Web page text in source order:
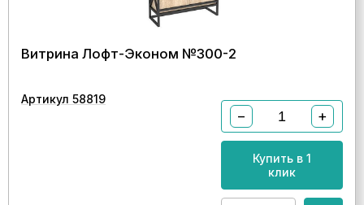
Витрина Лофт-Эконом №300-2
Артикул 58819
− +
Купить в 1
клик